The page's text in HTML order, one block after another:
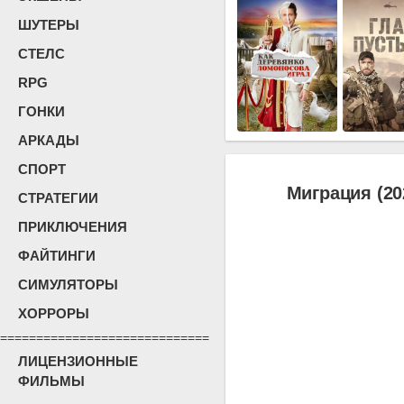
ШУТЕРЫ
СТЕЛС
RPG
ГОНКИ
АРКАДЫ
СПОРТ
СТРАТЕГИИ
ПРИКЛЮЧЕНИЯ
ФАЙТИНГИ
СИМУЛЯТОРЫ
ХОРРОРЫ
=============================
ЛИЦЕНЗИОННЫЕ
ФИЛЬМЫ
Миграция